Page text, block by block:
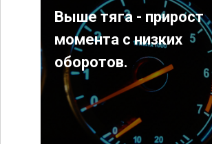
Выше тяга - прирост
момента с низких
оборотов.